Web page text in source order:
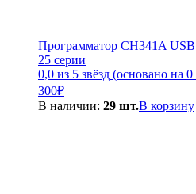
Программатор CH341A
25 серии
0,0 из 5 звёзд (основано на
300₽
В наличии: 29 шт.В корзину